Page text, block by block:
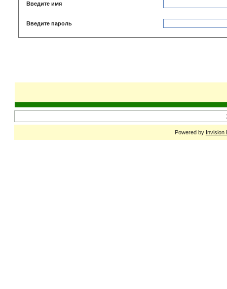
Введите имя
Введите пароль
Powered by Invision